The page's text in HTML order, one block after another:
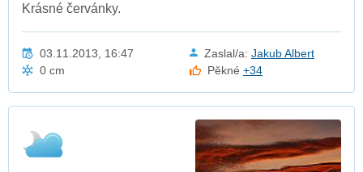
Krásné červánky.
03.11.2013, 16:47 Zaslal/a: Jakub Albert
0 cm
Pěkné+34